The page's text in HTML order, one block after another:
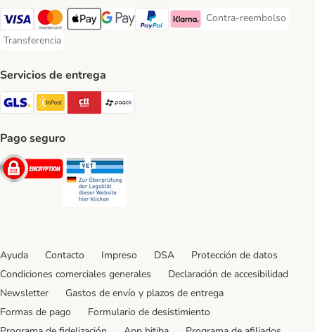
Visa Payment Method
Mastercard Payment Method
Apple Pay Payment Method
Google Pay Payment Method
PayPal Payment Method
Klarna Payment Method
Contra-reembolso
Contra-reembolso
Transferencia
Transferencia Payment Method
Servicios de entrega
GLS Shipping Method
InPost Shipping Method
CTTExpress Shipping Method
paack Shipping Method
Pago seguro
Security
Ayuda Contacto Impreso DSA
Protección de datos
Condiciones comerciales generales
Declaración de accesibilidad
Newsletter
Gastos de envío y plazos de entrega
Formas de pago
Formulario de desistimiento